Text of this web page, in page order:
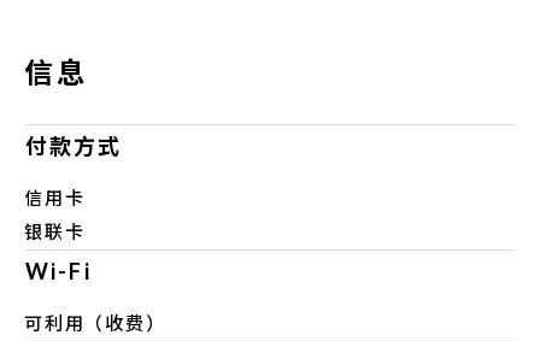
信息
付款方式
信用卡
银联卡
Wi-Fi
可利用（收费）